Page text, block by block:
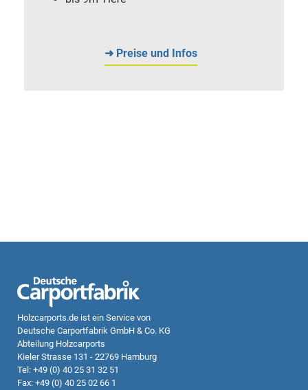
➜ Preise und Infos
Holzcarports.de ist ein Service von
Deutsche Carportfabrik GmbH & Co. KG
Abteilung Holzcarports
Kieler Strasse 131 - 22769 Hamburg
Tel: +49 (0) 40 25 31 32 51
Fax: +49 (0) 40 25 02 66 1